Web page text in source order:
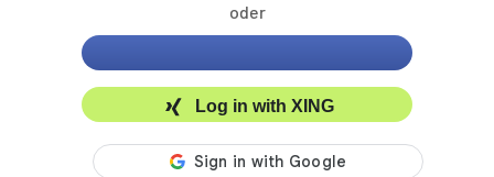
oder
Log in with XING